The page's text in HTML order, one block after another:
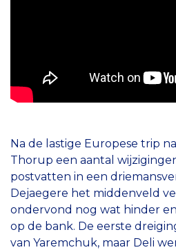
Na de lastige Europese trip
Thorup een aantal
postvatten in een
Dejaegere het middenveld
ondervond nog wat hinder
op de bank. De eerste
van Yaremchuk, maar Deli